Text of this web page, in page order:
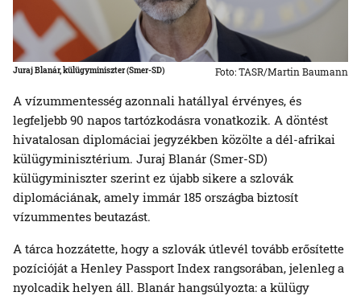
Juraj Blanár, külügyminiszter (Smer-SD) Foto: TASR/Martin Baumann
A vízummentesség azonnali hatállyal érvényes, és
legfeljebb 90 napos tartózkodásra vonatkozik. A döntést
hivatalosan diplomáciai jegyzékben közölte a dél-afrikai
külügyminisztérium. Juraj Blanár (Smer-SD)
külügyminiszter szerint ez újabb sikere a szlovák
diplomáciának, amely immár 185 országba biztosít
vízummentes beutazást.
A tárca hozzátette, hogy a szlovák útlevél tovább erősítette
pozícióját a Henley Passport Index rangsorában, jelenleg a
nyolcadik helyen áll. Blanár hangsúlyozta: a külügy